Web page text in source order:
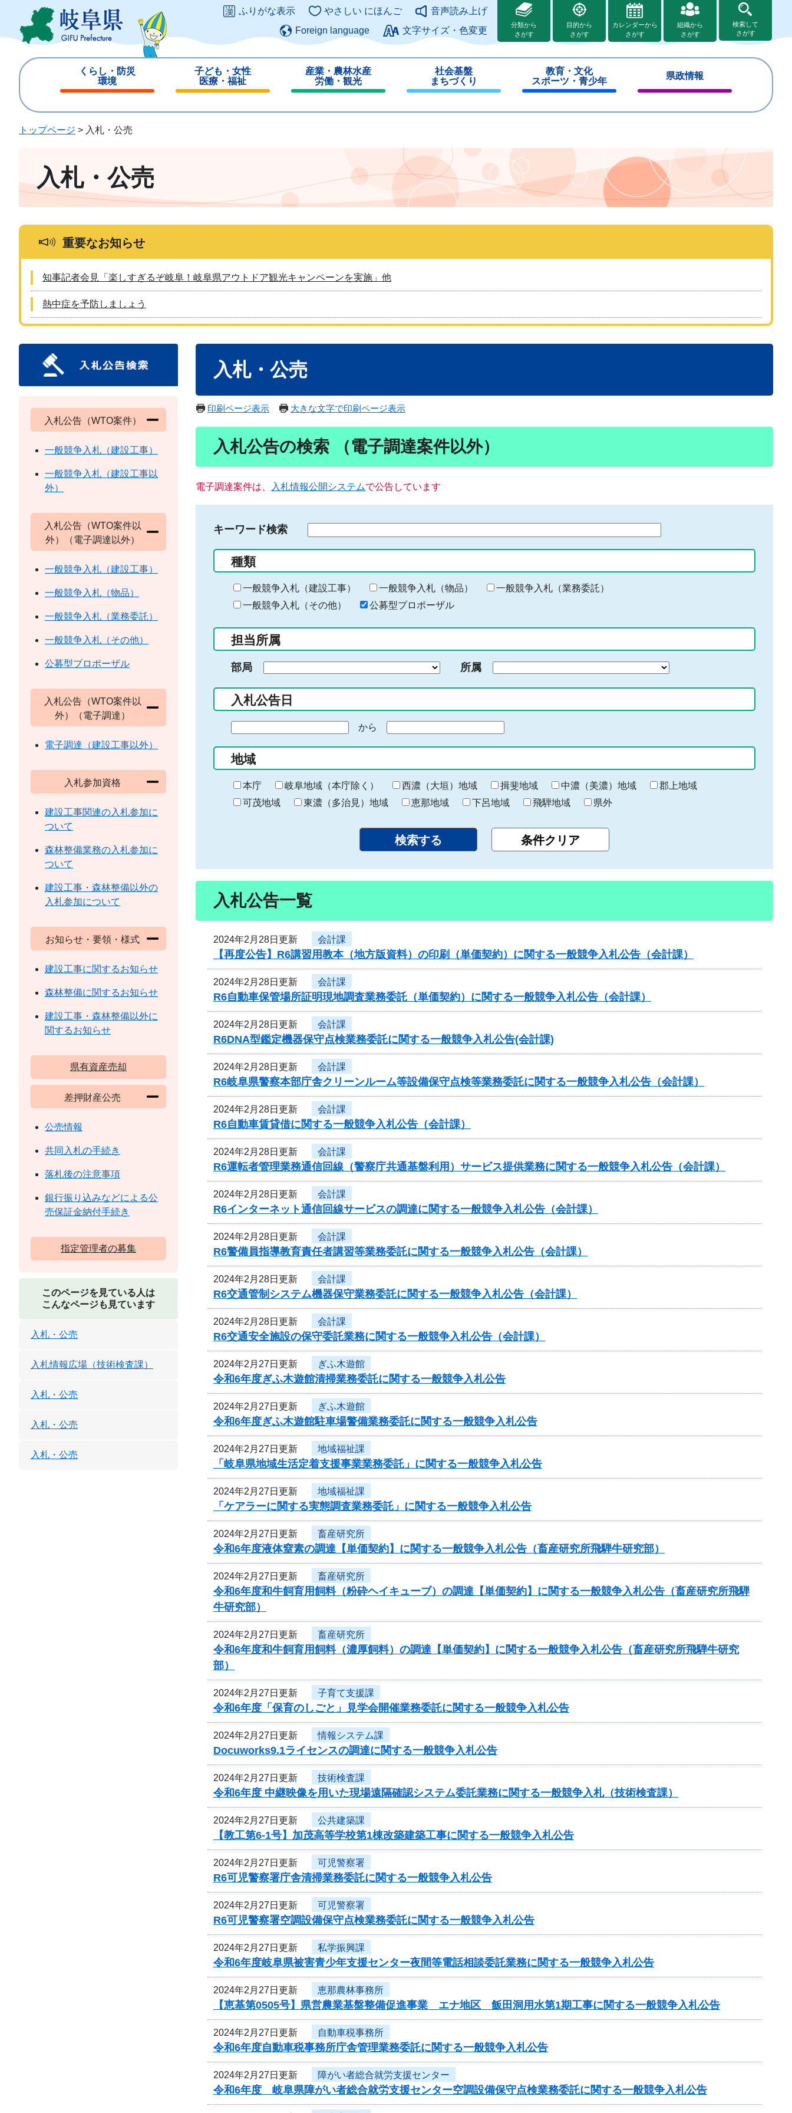
ジ
ュ
このページの本文へ
ふりがな表示 やさしい にほんご
音声読み上げ
Foreign language
文字サイズ・色変更
分類から
さがす
目的から
さがす
カレンダーから
さがす
組織から
さがす
検索して
さがす
くらし・防災
環境
じ
子ども・女性
医療・福祉
じ
産業・農林水産
労働・観光
じ
社会基盤
まちづくり
じ
教育・文化
スポーツ・青少年
じ
県政情報
じ
トップページ > 入札・公売
入札・公売
重要なお知らせ
知事記者会見「楽しすぎるぞ岐阜！岐阜県アウトドア観光キャンペーンを実施」他
熱中症を予防しましょう
入札・公売
印刷ページ表示 大きな文字で印刷ページ表示
入札公告の検索 （電子調達案件以外）
電子調達案件は、 入札情報公開システムで公告しています
キーワード検索
る
キ
ー
ー
入
力
種類
一般競争入札（建設工事） 一般競争入札（物品）
一般競争入札（業務委託）
一般競争入札（その他）
公募型プロポーザル
担当所属
部局 所属
入札公告日
の
始
ま
り
から
終
わ
り
地域
本庁 岐阜地域（本庁除く） 西濃（大垣）地域 揖斐地域 中濃（美濃）地域
郡上地域
可茂地域
東濃（多治見）地域 恵那地域 下呂地域 飛騨地域 県外
入札公告一覧
2024年2月28日更新 会計課
【再度公告】R6講習用教本（地方版資料）の印刷（単価契約）に関する一般競争入札公告（会計課）
2024年2月28日更新 会計課
R6自動車保管場所証明現地調査業務委託（単価契約）に関する一般競争入札公告（会計課）
2024年2月28日更新 会計課
R6DNA型鑑定機器保守点検業務委託に関する一般競争入札公告(会計課)
2024年2月28日更新 会計課
R6岐阜県警察本部庁舎クリーンルーム等設備保守点検等業務委託に関する一般競争入札公告（会計課）
2024年2月28日更新 会計課
R6自動車賃貸借に関する一般競争入札公告（会計課）
2024年2月28日更新 会計課
R6運転者管理業務通信回線（警察庁共通基盤利用）サービス提供業務に関する一般競争入札公告（会計課）
2024年2月28日更新 会計課
R6インターネット通信回線サービスの調達に関する一般競争入札公告（会計課）
2024年2月28日更新 会計課
R6警備員指導教育責任者講習等業務委託に関する一般競争入札公告（会計課）
2024年2月28日更新 会計課
R6交通管制システム機器保守業務委託に関する一般競争入札公告（会計課）
2024年2月28日更新 会計課
R6交通安全施設の保守委託業務に関する一般競争入札公告（会計課）
2024年2月27日更新 ぎふ木遊館
令和6年度ぎふ木遊館清掃業務委託に関する一般競争入札公告
2024年2月27日更新 ぎふ木遊館
令和6年度ぎふ木遊館駐車場警備業務委託に関する一般競争入札公告
2024年2月27日更新 地域福祉課
「岐阜県地域生活定着支援事業業務委託」に関する一般競争入札公告
2024年2月27日更新 地域福祉課
「ケアラーに関する実態調査業務委託」に関する一般競争入札公告
2024年2月27日更新 畜産研究所
令和6年度液体窒素の調達【単価契約】に関する一般競争入札公告（畜産研究所飛騨牛研究部）
2024年2月27日更新 畜産研究所
令和6年度和牛飼育用飼料（粉砕ヘイキューブ）の調達【単価契約】に関する一般競争入札公告（畜産研究所飛騨
牛研究部）
2024年2月27日更新 畜産研究所
令和6年度和牛飼育用飼料（濃厚飼料）の調達【単価契約】に関する一般競争入札公告（畜産研究所飛騨牛研究
部）
2024年2月27日更新 子育て支援課
令和6年度「保育のしごと」見学会開催業務委託に関する一般競争入札公告
2024年2月27日更新 情報システム課
Docuworks9.1ライセンスの調達に関する一般競争入札公告
2024年2月27日更新 技術検査課
令和6年度 中継映像を用いた現場遠隔確認システム委託業務に関する一般競争入札（技術検査課）
2024年2月27日更新 公共建築課
【教工第6-1号】加茂高等学校第1棟改築建築工事に関する一般競争入札公告
2024年2月27日更新 可児警察署
R6可児警察署庁舎清掃業務委託に関する一般競争入札公告
2024年2月27日更新 可児警察署
R6可児警察署空調設備保守点検業務委託に関する一般競争入札公告
2024年2月27日更新 私学振興課
令和6年度岐阜県被害青少年支援センター夜間等電話相談委託業務に関する一般競争入札公告
2024年2月27日更新 恵那農林事務所
【恵基第0505号】県営農業基盤整備促進事業 エナ地区 飯田洞用水第1期工事に関する一般競争入札公告
2024年2月27日更新 自動車税事務所
令和6年度自動車税事務所庁舎管理業務委託に関する一般競争入札公告
2024年2月27日更新 障がい者総合就労支援センター
令和6年度 岐阜県障がい者総合就労支援センター空調設備保守点検業務委託に関する一般競争入札公告
入札公告（WTO案件）
一般競争入札（建設工事）
一般競争入札（建設工事以
外）
入札公告（WTO案件以
外）（電子調達以外）
一般競争入札（建設工事）
一般競争入札（物品）
一般競争入札（業務委託）
一般競争入札（その他）
公募型プロポーザル
入札公告（WTO案件以
外）（電子調達）
電子調達（建設工事以外）
入札参加資格
建設工事関連の入札参加に
ついて
森林整備業務の入札参加に
ついて
建設工事・森林整備以外の
入札参加について
お知らせ・要領・様式
建設工事に関するお知らせ
森林整備に関するお知らせ
建設工事・森林整備以外に
関するお知らせ
県有資産売却
差押財産公売
公売情報
共同入札の手続き
落札後の注意事項
銀行振り込みなどによる公
売保証金納付手続き
指定管理者の募集
このページを見ている人は
こんなページも見ています
入札・公売
入札情報広場（技術検査課）
入札・公売
入札・公売
入札・公売